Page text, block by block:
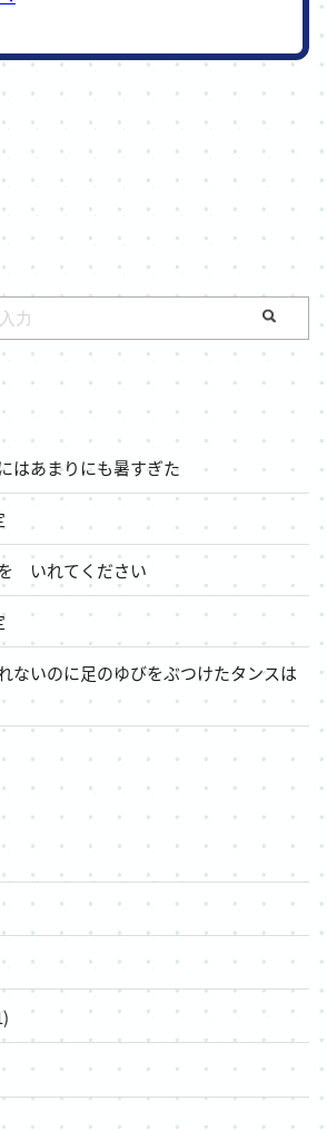
あまりにも暑すぎた
いれてください
ないのに足のゆびをぶつけたタンスは